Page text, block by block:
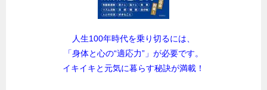
人生100年時代を乗り切るには、
「身体と心の“適応力”」が必要です。
イキイキと元気に暮らす秘訣が満載！